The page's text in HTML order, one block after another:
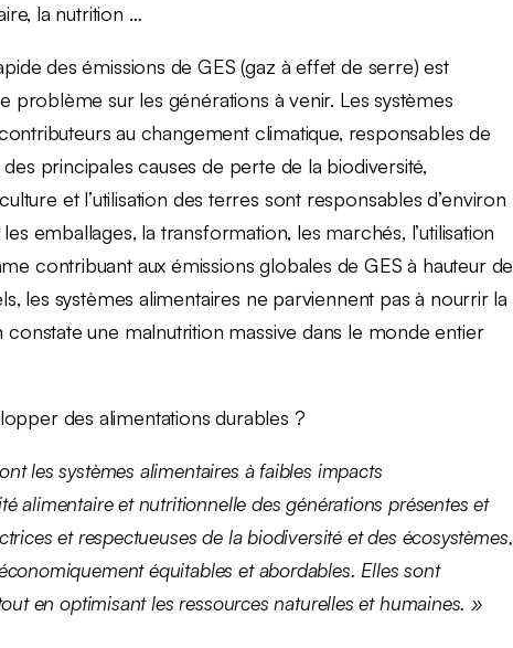
la nutrition …
des émissions de GES (gaz à effet de serre) est
problème sur les générations à venir. Les systèmes
au changement climatique, responsables de
principales causes de perte de la biodiversité,
et l’utilisation des terres sont responsables d’environ
emballages, la transformation, les marchés, l’utilisation
contribuant aux émissions globales de GES à hauteur de
les systèmes alimentaires ne parviennent pas à nourrir la
constate une malnutrition massive dans le monde entier
des alimentations durables ?
les systèmes alimentaires à faibles impacts
alimentaire et nutritionnelle des générations présentes et
et respectueuses de la biodiversité et des écosystèmes,
équitables et abordables. Elles sont
en optimisant les ressources naturelles et humaines. »